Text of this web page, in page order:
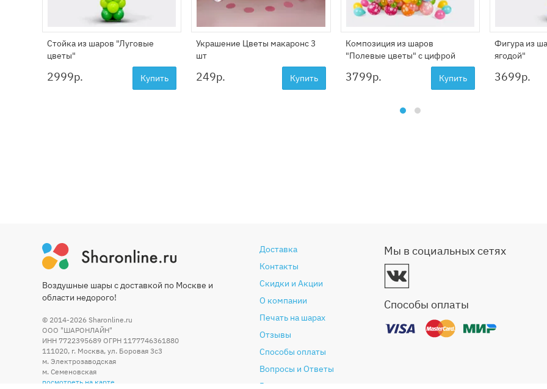
Стойка из шаров "Луговые
цветы"
2999р. Купить
Украшение Цветы макаронс 3
шт
249р. Купить
Композиция из шаров
"Полевые цветы" с цифрой
3799р. Купить
Фигура из
ягодой"
3699р.
Воздушные шары с доставкой по Москве и
области недорого!
© 2014-2026 Sharonline.ru
ООО "ШАРОНЛАЙН"
ИНН 7722395689 ОГРН 1177746361880
111020, г. Москва, ул. Боровая 3c3
м. Электрозаводская
м. Семеновская
посмотреть на карте
Доставка
Контакты
Скидки и Акции
О компании
Печать на шарах
Отзывы
Способы оплаты
Вопросы и Ответы
Гарантия и возврат
Мы в социальных сетях
Способы оплаты